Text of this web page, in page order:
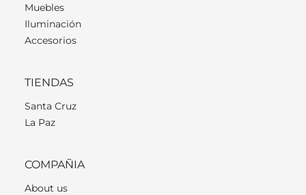
Muebles
Iluminación
Accesorios
TIENDAS
Santa Cruz
La Paz
COMPAÑIA
About us